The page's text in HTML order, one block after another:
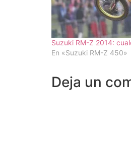
Suzuki RM-Z 2014:
En «Suzuki RM-Z 450»
Deja un